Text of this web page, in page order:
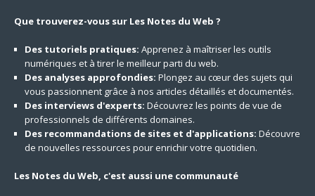
Que trouverez-vous sur Les Notes du Web ?
Des tutoriels pratiques: Apprenez à maîtriser les outils
numériques et à tirer le meilleur parti du web.
Des analyses approfondies: Plongez au cœur des sujets qui
vous passionnent grâce à nos articles détaillés et documentés.
Des interviews d'experts: Découvrez les points de vue de
professionnels de différents domaines.
Des recommandations de sites et d'applications: Découvre
de nouvelles ressources pour enrichir votre quotidien.
Les Notes du Web, c'est aussi une communauté